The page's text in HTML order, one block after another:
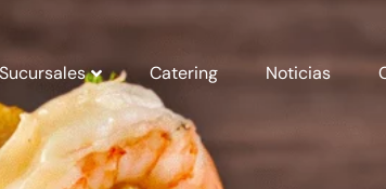
Sucursales Catering Noticias